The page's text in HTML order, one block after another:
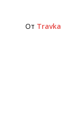
От Travka